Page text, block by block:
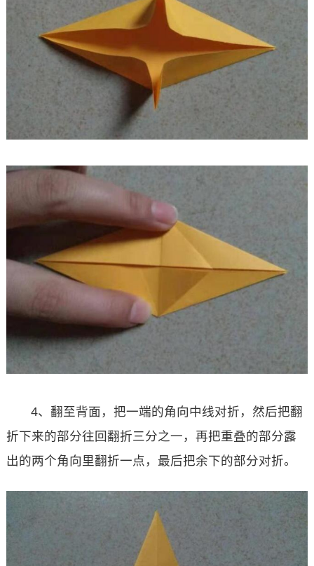
4、翻至背面，把一端的角向中线对折，然后把翻
折下来的部分往回翻折三分之一，再把重叠的部分露
出的两个角向里翻折一点，最后把余下的部分对折。